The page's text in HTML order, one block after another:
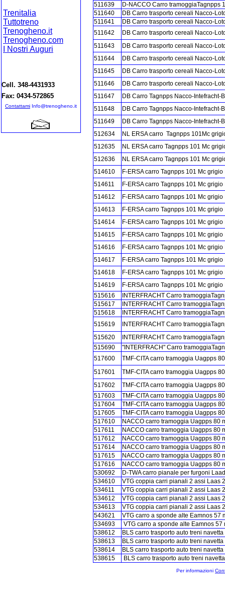
Trenitalia
Tuttotreno
Trenogheno.it
Trenogheno.com
I Nostri Auguri
Cell. 348-4431933
Fax: 0434-572865
Contattami Info@trenogheno.it
511639
D-NACCO Carro tramoggiaTagnpps
511640
DB Carro trasporto cereali Nacco-
511641
DB Carro trasporto cereali Nacco-
511642
DB Carro trasporto cereali Nacco-
511643
DB Carro trasporto cereali Nacco-
511644
DB Carro trasporto cereali Nacco-
511645
DB Carro trasporto cereali Nacco-
511646
DB Carro trasporto cereali Nacco-
511647
DB Carro Tagnpps Nacco-
511648
DB Carro Tagnpps Nacco-
511649
DB Carro Tagnpps Nacco-
512634
NL ERSA carro Tagnpps 101Mc
512635
NL ERSA carro Tagnpps 101 Mc
512636
NL ERSA carro Tagnpps 101 Mc
514610
F-ERSA carro Tagnpps 101 Mc
514611
F-ERSA carro Tagnpps 101 Mc
514612
F-ERSA carro Tagnpps 101 Mc
514613
F-ERSA carro Tagnpps 101 Mc
514614
F-ERSA carro Tagnpps 101 Mc
514615
F-ERSA carro Tagnpps 101 Mc
514616
F-ERSA carro Tagnpps 101 Mc
514617
F-ERSA carro Tagnpps 101 Mc
514618
F-ERSA carro Tagnpps 101 Mc
514619
F-ERSA carro Tagnpps 101 Mc
515616
INTERFRACHT Carro
515617
INTERFRACHT Carro
515618
INTERFRACHT Carro
515619
INTERFRACHT Carro
515620
INTERFRACHT Carro
515690
"INTERFRACH" Carro
517600
TMF-CITA carro tramoggia Uagpps
517601
TMF-CITA carro tramoggia Uagpps
517602
TMF-CITA carro tramoggia Uagpps
517603
TMF-CITA carro tramoggia Uagpps
517604
TMF-CITA carro tramoggia Uagpps
517605
TMF-CITA carro tramoggia Uagpps
517610
NACCO carro tramoggia Uagpps 80
517611
NACCO carro tramoggia Uagpps 80
517612
NACCO carro tramoggia Uagpps 80
517614
NACCO carro tramoggia Uagpps 80
517615
NACCO carro tramoggia Uagpps 80
517616
NACCO carro tramoggia Uagpps 80
530692
D-TWA carro pianale per furgoni
534610
VTG coppia carri pianali 2 assi Laas
534611
VTG coppia carri pianali 2 assi Laas
534612
VTG coppia carri pianali 2 assi Laas
534613
VTG coppia carri pianali 2 assi Laas
543621
VTG carro a sponde alte Eamnos 57
534693
VTG carro a sponde alte Eamnos
538612
BLS carro trasporto auto treni
538613
BLS carro trasporto auto treni
538614
BLS carro trasporto auto treni
538615
BLS carro trasporto auto treni
Per informazioni